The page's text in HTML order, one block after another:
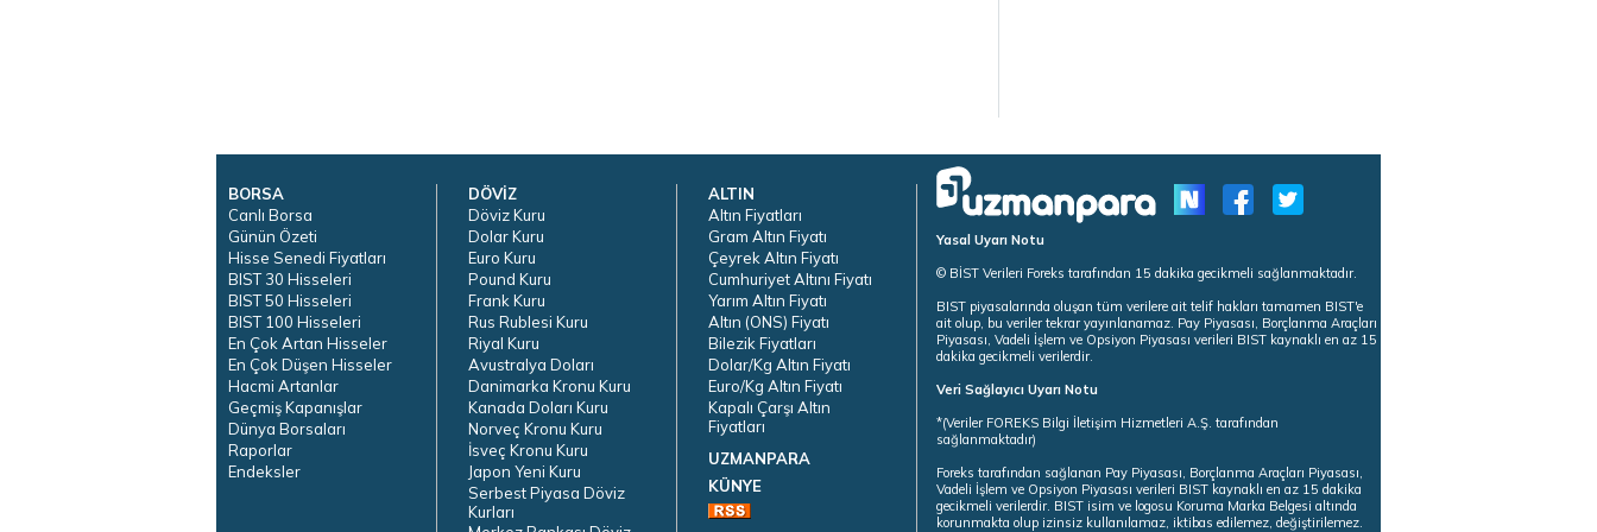
BORSA
Canlı Borsa
Günün Özeti
Hisse Senedi Fiyatları
BIST 30 Hisseleri
BIST 50 Hisseleri
BIST 100 Hisseleri
En Çok Artan Hisseler
En Çok Düşen Hisseler
Hacmi Artanlar
Geçmiş Kapanışlar
Dünya Borsaları
Raporlar
Endeksler
DÖVİZ
Döviz Kuru
Dolar Kuru
Euro Kuru
Pound Kuru
Frank Kuru
Rus Rublesi Kuru
Riyal Kuru
Avustralya Doları
Danimarka Kronu Kuru
Kanada Doları Kuru
Norveç Kronu Kuru
İsveç Kronu Kuru
Japon Yeni Kuru
Serbest Piyasa Döviz
Kurları
ALTIN
Altın Fiyatları
Gram Altın Fiyatı
Çeyrek Altın Fiyatı
Cumhuriyet Altını Fiyatı
Yarım Altın Fiyatı
Altın (ONS) Fiyatı
Bilezik Fiyatları
Dolar/Kg Altın Fiyatı
Euro/Kg Altın Fiyatı
Kapalı Çarşı Altın
Fiyatları
UZMANPARA
KÜNYE
Yasal Uyarı Notu
© BİST Verileri Foreks tarafından 15 dakika gecikmeli sağlanmaktadır.
BIST piyasalarında oluşan tüm verilere ait telif hakları tamamen BIST'e
ait olup, bu veriler tekrar yayınlanamaz. Pay Piyasası, Borçlanma Araçları
Piyasası, Vadeli İşlem ve Opsiyon Piyasası verileri BIST kaynaklı en az 15
dakika gecikmeli verilerdir.
Veri Sağlayıcı Uyarı Notu
*(Veriler FOREKS Bilgi İletişim Hizmetleri A.Ş. tarafından
sağlanmaktadır)
Foreks tarafından sağlanan Pay Piyasası, Borçlanma Araçları Piyasası,
Vadeli İşlem ve Opsiyon Piyasası verileri BIST kaynaklı en az 15 dakika
gecikmeli verilerdir. BIST isim ve logosu Koruma Marka Belgesi altında
korunmakta olup izinsiz kullanılamaz, iktibas edilemez, değiştirilemez.